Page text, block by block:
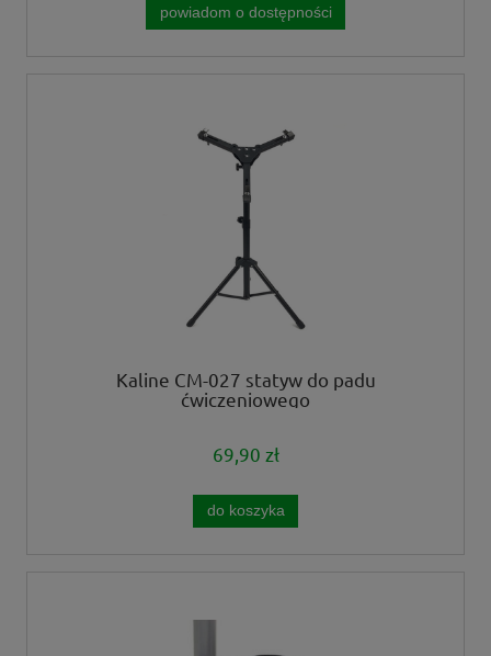
powiadom o dostępności
Kaline CM-027 statyw do padu
ćwiczeniowego
69,90 zł
do koszyka